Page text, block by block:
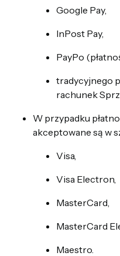
Google Pay,
InPost Pay,
PayPo
tradycyjnego
rachunek
W przypadku
akceptowane są w
Visa,
Visa Electron,
MasterCard,
MasterCard
Maestro.